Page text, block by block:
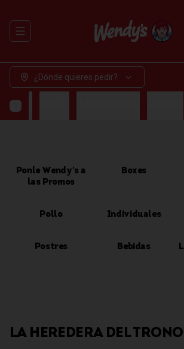
Abrir menu de navegación
¿Dónde quieres pedir?
Ponle Wendy's a
las Promos
Boxes
Pollo Individuales
Postres Bebidas
LA HEREDERA DEL TRONO